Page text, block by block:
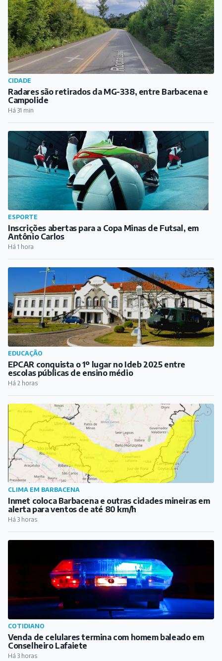
CIDADE
Radares são retirados da MG-338, entre Barbacena e
Campolide
Há 31 min
ESPORTE
Inscrições abertas para a Copa Minas de Futsal, em
Antônio Carlos
Há 1 hora
EDUCAÇÃO
EPCAR conquista o 1º lugar no Ideb 2025 entre
escolas públicas de ensino médio
Há 2 horas
CLIMA EM BARBACENA
Inmet coloca Barbacena e outras cidades mineiras em
alerta para ventos de até 80 km/h
Há 3 horas
COTIDIANO
Venda de celulares termina com homem baleado em
Conselheiro Lafaiete
Há 3 horas